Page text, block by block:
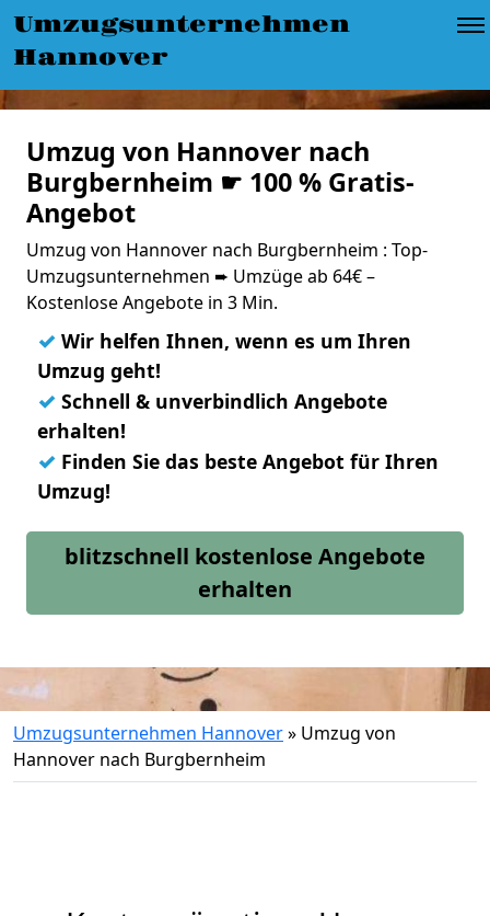
Umzugsunternehmen
Hannover
Umzug von Hannover nach
Burgbernheim ☛ 100 % Gratis-
Angebot
Umzug von Hannover nach Burgbernheim : Top-
Umzugsunternehmen ➨ Umzüge ab 64€ –
Kostenlose Angebote in 3 Min.
✓ Wir helfen Ihnen, wenn es um Ihren
Umzug geht!
✓ Schnell & unverbindlich Angebote
erhalten!
✓ Finden Sie das beste Angebot für Ihren
Umzug!
blitzschnell kostenlose Angebote
erhalten
Umzugsunternehmen Hannover» Umzug von
Hannover nach Burgbernheim